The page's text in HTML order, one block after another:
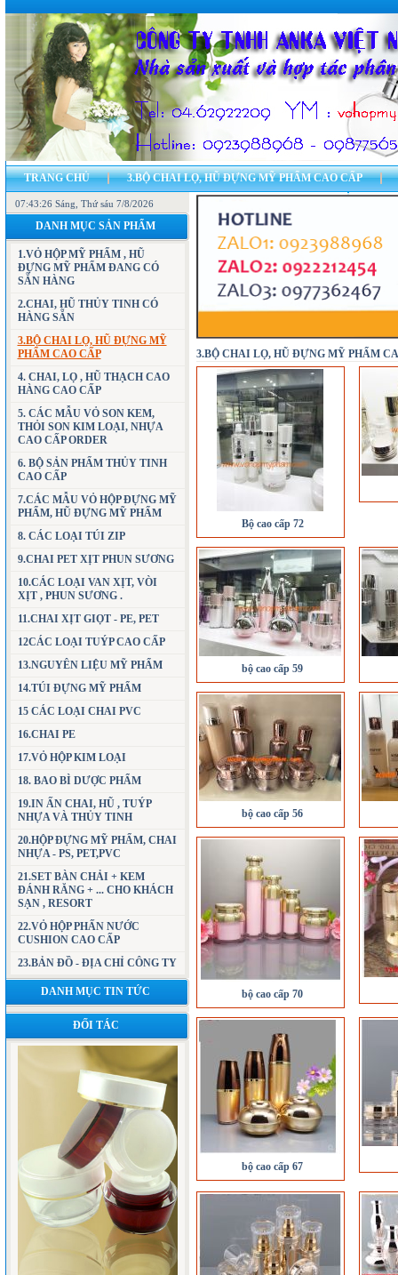
TRANG CHỦ 3.BỘ CHAI LỌ, HŨ ĐỰNG MỸ PHẨM CAO CẤP
7.CÁC MẪU VỎ HỘP ĐỰNG MỸ PHẨM, HŨ ĐỰNG MỸ PHẨM
23.BẢN ĐỒ - ĐỊA CHỈ CÔNG TY
07:43:27 Sáng , Thứ sáu 7/8/2026
DANH MỤC SẢN PHẨM
1.VỎ HỘP MỸ PHẨM , HŨ
ĐỰNG MỸ PHẨM ĐANG CÓ
SẴN HÀNG
2.CHAI, HŨ THỦY TINH CÓ
HÀNG SẴN
3.BỘ CHAI LỌ, HŨ ĐỰNG MỸ
PHẨM CAO CẤP
4. CHAI, LỌ , HŨ THẠCH CAO
HÀNG CAO CẤP
5. CÁC MẪU VỎ SON KEM,
THỎI SON KIM LOẠI, NHỰA
CAO CẤP ORDER
6. BỘ SẢN PHẨM THỦY TINH
CAO CẤP
7.CÁC MẪU VỎ HỘP ĐỰNG MỸ
PHẨM, HŨ ĐỰNG MỸ PHẨM
8. CÁC LOẠI TÚI ZIP
9.CHAI PET XỊT PHUN SƯƠNG
10.CÁC LOẠI VAN XỊT, VÒI
XỊT , PHUN SƯƠNG .
11.CHAI XỊT GIỌT - PE, PET
12CÁC LOẠI TUÝP CAO CẤP
13.NGUYÊN LIỆU MỸ PHẨM
14.TÚI ĐỰNG MỸ PHẨM
15 CÁC LOẠI CHAI PVC
16.CHAI PE
17.VỎ HỘP KIM LOẠI
18. BAO BÌ DƯỢC PHẨM
19.IN ẤN CHAI, HŨ , TUÝP
NHỰA VÀ THỦY TINH
20.HỘP ĐỰNG MỸ PHẨM, CHAI
NHỰA - PS, PET,PVC
21.SET BÀN CHẢI + KEM
ĐÁNH RĂNG + ... CHO KHÁCH
SẠN , RESORT
22.VỎ HỘP PHẤN NƯỚC
CUSHION CAO CẤP
23.BẢN ĐỒ - ĐỊA CHỈ CÔNG TY
DANH MỤC TIN TỨC
ĐỐI TÁC
3.BỘ CHAI LỌ, HŨ ĐỰNG MỸ PHẨM
Bộ cao cấp 72
bộ cao cấp 59
bộ cao cấp 56
bộ cao cấp 70
bộ cao cấp 67